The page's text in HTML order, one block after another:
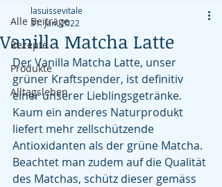
Alle Beiträge
Rezepte
Produkte
Alltagsleben
Vanilla Matcha Latte
lasuissevitale
31. Jan. 2022
Der Vanilla Matcha Latte, unser
grüner Kraftspender, ist definitiv
einer unserer Lieblingsgetränke.
Kaum ein anderes Naturprodukt
liefert mehr zellschützende
Antioxidanten als der grüne Matcha.
Beachtet man zudem auf die Qualität
des Matchas, schütz dieser gemäss